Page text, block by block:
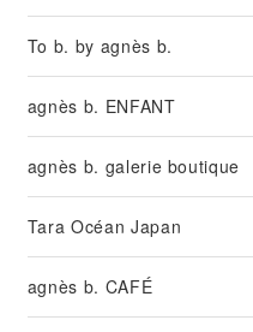
To b. by agnès b.
agnès b. ENFANT
agnès b. galerie boutique
Tara Océan Japan
agnès b. CAFÉ